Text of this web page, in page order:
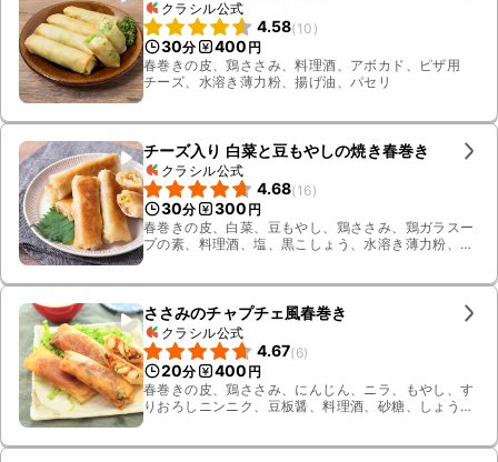
クラシル公式
4.58(10 )
30分 400 円
春巻きの皮、鶏ささみ、料理酒、アボカド、ピザ用
チーズ、水溶き薄力粉、揚げ油、パセリ
チーズ入り 白菜と豆もやしの焼き春巻き
クラシル公式
4.68(16)
30分 300 円
春巻きの皮、白菜、豆もやし、鶏ささみ、鶏ガラスー
プの素、料理酒、塩、黒こしょう、水溶き薄力粉、ご
ささみのチャプチェ風春巻き
クラシル公式
4.67(6)
20分 400 円
春巻きの皮、鶏ささみ、にんじん、ニラ、もやし、す
りおろしニンニク、豆板醤、料理酒、砂糖、しょう